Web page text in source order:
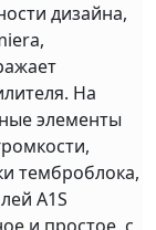
дизайна,
На
элементы
темброблока,
A1S